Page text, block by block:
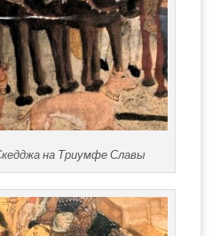
на Триумфе Славы